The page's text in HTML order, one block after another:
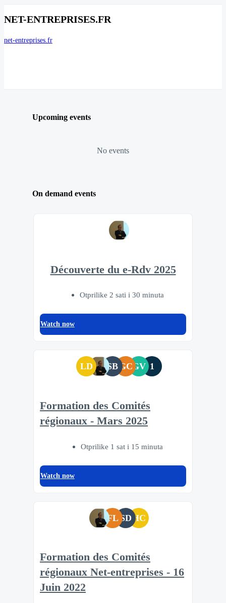
NET-ENTREPRISES.FR
net-entreprises.fr
Upcoming events
No events
On demand events
Découverte du e-Rdv 2025
Otprilike 2 sati i 30 minuta
Watch now
LD SB GCGV 1
Formation des Comités
régionaux - Mars 2025
Otprilike 1 sat i 15 minuta
Watch now
FL SD HC
Formation des Comités
régionaux Net-entreprises - 16
Juin 2022